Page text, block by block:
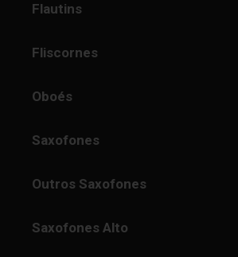
Flautins
Fliscornes
Oboés
Saxofones
Outros Saxofones
Saxofones Alto